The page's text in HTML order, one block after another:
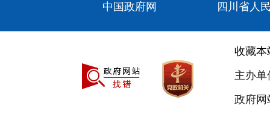
中国政府网 四川省人
收藏本
主办
政府网